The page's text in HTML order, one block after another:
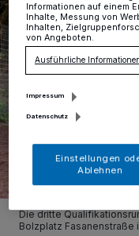
Die dritte
Bolzplatz Fasanenstraße
Informationen auf einem
Inhalte, Messung von
Inhalten,
von Angeboten.
Ausführliche
Impressum
Datenschutz
Einstellungen
Ablehnen